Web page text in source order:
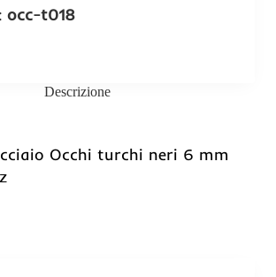
occ-t018
Descrizione
Occhi turchi neri 6 mm